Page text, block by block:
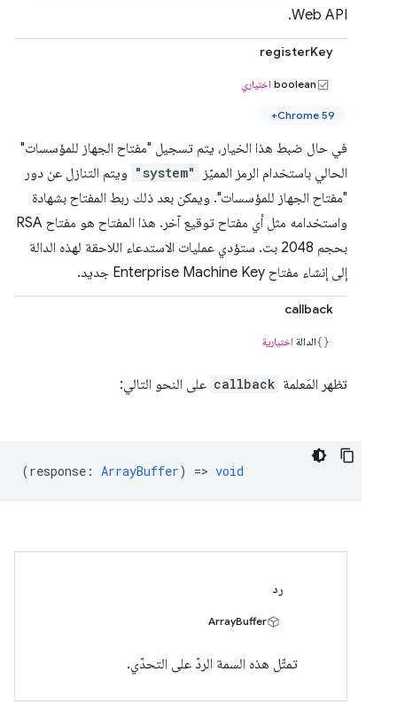
Web API.
registerKey
boolean اختياري
Chrome 59+
في حال ضبط هذا الخيار، يتم تسجيل "مفتاح الجهاز للمؤسسات"
الحالي باستخدام الرمز المميّز
"system" ويتم التنازل عن دور
"مفتاح الجهاز للمؤسسات". ويمكن بعد ذلك ربط المفتاح بشهادة
واستخدامه مثل أي مفتاح توقيع آخر. هذا المفتاح هو مفتاح RSA
بحجم 2048 بت. ستؤدي عمليات الاستدعاء اللاحقة لهذه الدالة
إلى إنشاء مفتاح Enterprise Machine Key جديد.
callback
الدالة اختيارية
تظهر المَعلمة callback على النحو التالي:
(response : ArrayBuffer) => void
رد
ArrayBuffer
تمثّل هذه السمة الردّ على التحدّي.